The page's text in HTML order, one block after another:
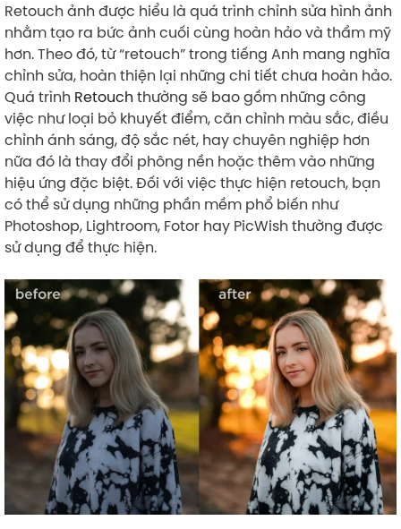
Retouch ảnh được hiểu là quá trình chỉnh sửa hình ảnh
nhằm tạo ra bức ảnh cuối cùng hoàn hảo và thẩm mỹ
hơn. Theo đó, từ “retouch” trong tiếng Anh mang nghĩa
chỉnh sửa, hoàn thiện lại những chi tiết chưa hoàn hảo.
Quá trình Retouch thường sẽ bao gồm những công
việc như loại bỏ khuyết điểm, căn chỉnh màu sắc, điều
chỉnh ánh sáng, độ sắc nét, hay chuyên nghiệp hơn
nữa đó là thay đổi phông nền hoặc thêm vào những
hiệu ứng đặc biệt. Đối với việc thực hiện retouch, bạn
có thể sử dụng những phần mềm phổ biến như
Photoshop, Lightroom, Fotor hay PicWish thường được
sử dụng để thực hiện.